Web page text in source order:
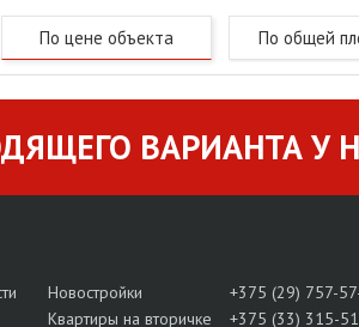
По цене объекта По общей
ВАРИАНТА У
Новостройки
+375 (29) 757-
Квартиры на вторичке
+375 (33) 315-